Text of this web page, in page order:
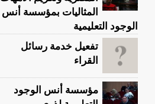
المثاليات بمؤسسة أنس
الوجود التعليمية
تفعيل خدمة رسائل
القراء
مؤسسة أنس الوجود